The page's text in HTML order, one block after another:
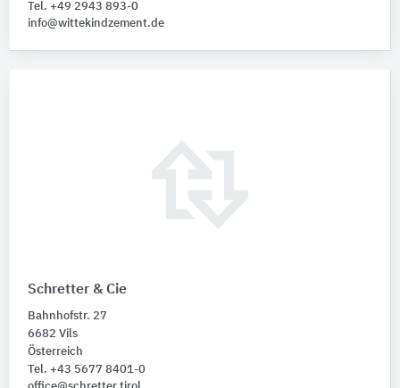
Tel. +49 2943 893-0
info@wittekindzement.de
Schretter & Cie
Bahnhofstr. 27
6682 Vils
Österreich
Tel. +43 5677 8401-0